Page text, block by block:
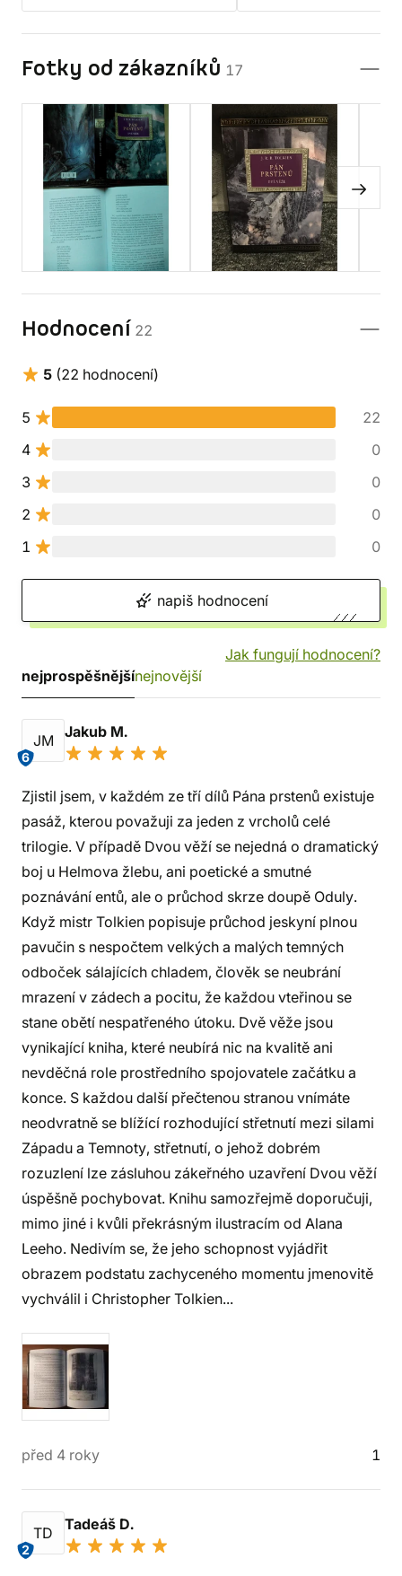
Fotky od zákazníků 17
Hodnocení 22
5 (22 hodnocení)
5
22
4
0
3
0
2
0
1
0
napiš hodnocení
Jak fungují hodnocení?
nejprospěšnějšínejnovější
JM
6
Jakub M.
Zjistil jsem, v každém ze tří dílů Pána prstenů existuje
pasáž, kterou považuji za jeden z vrcholů celé
trilogie. V případě Dvou věží se nejedná o dramatický
boj u Helmova žlebu, ani poetické a smutné
poznávání entů, ale o průchod skrze doupě Oduly.
Když mistr Tolkien popisuje průchod jeskyní plnou
pavučin s nespočtem velkých a malých temných
odboček sálajících chladem, člověk se neubrání
mrazení v zádech a pocitu, že každou vteřinou se
stane obětí nespatřeného útoku. Dvě věže jsou
vynikající kniha, které neubírá nic na kvalitě ani
nevděčná role prostředního spojovatele začátku a
konce. S každou další přečtenou stranou vnímáte
neodvratně se blížící rozhodující střetnutí mezi silami
Západu a Temnoty, střetnutí, o jehož dobrém
rozuzlení lze zásluhou zákeřného uzavření Dvou věží
úspěšně pochybovat. Knihu samozřejmě doporučuji,
mimo jiné i kvůli překrásným ilustracím od Alana
Leeho. Nedivím se, že jeho schopnost vyjádřit
obrazem podstatu zachyceného momentu jmenovitě
vychválil i Christopher Tolkien...
před 4 roky 1
TD
2
Tadeáš D.